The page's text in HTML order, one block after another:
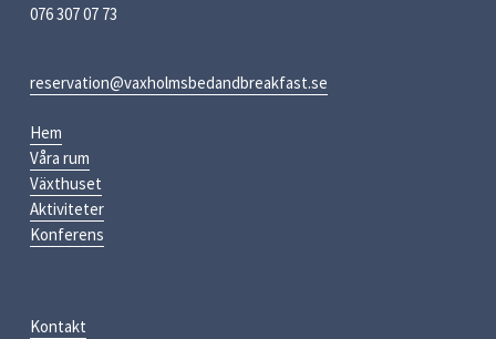
076 307 07 73
reservation@vaxholmsbedandbreakfast.se
Hem
Våra rum
Växthuset
Aktiviteter
Konferens
Kontakt